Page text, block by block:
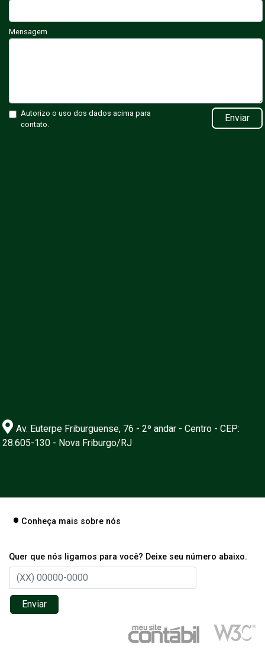
Mensagem
Autorizo o uso dos dados acima para
contato.
Enviar
Av. Euterpe Friburguense, 76 - 2º andar - Centro - CEP:
28.605-130 - Nova Friburgo/RJ
Conheça mais sobre nós
Quer que nós ligamos para você? Deixe seu número abaixo.
Enviar